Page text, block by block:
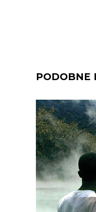
PODOBNE
21 sierpnia
Kamerunie
pawiany, zebu